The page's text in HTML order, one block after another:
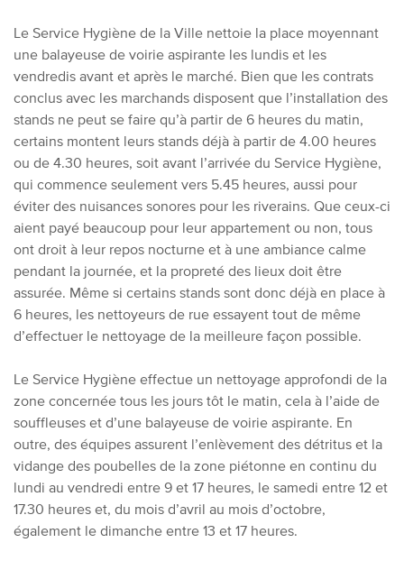
Le Service Hygiène de la Ville nettoie la place moyennant
une balayeuse de voirie aspirante les lundis et les
vendredis avant et après le marché. Bien que les contrats
conclus avec les marchands disposent que l’installation des
stands ne peut se faire qu’à partir de 6 heures du matin,
certains montent leurs stands déjà à partir de 4.00 heures
ou de 4.30 heures, soit avant l’arrivée du Service Hygiène,
qui commence seulement vers 5.45 heures, aussi pour
éviter des nuisances sonores pour les riverains. Que ceux-ci
aient payé beaucoup pour leur appartement ou non, tous
ont droit à leur repos nocturne et à une ambiance calme
pendant la journée, et la propreté des lieux doit être
assurée. Même si certains stands sont donc déjà en place à
6 heures, les nettoyeurs de rue essayent tout de même
d’effectuer le nettoyage de la meilleure façon possible.
Le Service Hygiène effectue un nettoyage approfondi de la
zone concernée tous les jours tôt le matin, cela à l’aide de
souffleuses et d’une balayeuse de voirie aspirante. En
outre, des équipes assurent l’enlèvement des détritus et la
vidange des poubelles de la zone piétonne en continu du
lundi au vendredi entre 9 et 17 heures, le samedi entre 12 et
17.30 heures et, du mois d’avril au mois d’octobre,
également le dimanche entre 13 et 17 heures.